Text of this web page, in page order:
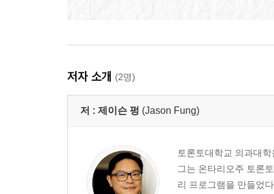
저자 소개 (2명)
저 : 제이슨 펑 (Jason Fung)
토론토대학교 의과대
그는 온타리오주 토론
리 프로그램을 만들었